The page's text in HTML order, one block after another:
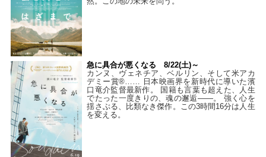
急に具合が悪くなる 8/22(土)～
カンヌ、ヴェネチア、ベルリン、そして米アカ
デミー賞®…… 日本映画界を新時代に導いた濱
口竜介監督最新作。 国籍も言葉も超えた、人生
でたった一度きりの、魂の邂逅――。 強く心を
揺さぶる、比類なき傑作。この3時間16分は人生
を変える。